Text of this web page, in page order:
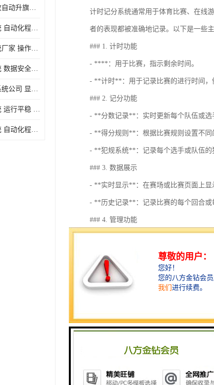
克孜勒苏柯尔克孜自动升旗系统 运行平稳 安装简单
商丘自动升旗系统 自动化程度高 提高工作效率
淄博自动升旗系统厂家 操作简单 提高工作效率
计时成绩处理系统 数据安全稳定准确 提升场馆形象 操作简便
双鸭山计时计分系统公司 显示效果好 提升场馆形象
河源自动升旗系统 运行平稳 设计简单 灵活
梧州自动升旗系统 自动化程度高 性价比高
计时记分系统通常用于体育比赛、在线
者的表现都被准确地记录。以下是一些
### 1. 计时功能
- ****：用于比赛，指示剩余时间。
- **计时**：用于记录比赛的进行时间，
### 2. 记分功能
- **分数记录**：实时更新每个队伍或选
- **得分规则**：根据比赛规则设置不同
- **犯规系统**：记录每个选手或队伍的
### 3. 数据展示
- **实时显示**：在赛场或比赛页面上显
- **历史记录**：记录比赛的每个回合或
### 4. 管理功能
- **统计分析**：提供比赛的统计数据，
### 5. 兼容性
- **多种设备支持**：能够在不同的设备
这样的系统能提升比赛的组织性和观赏
计时记分系统的原理主要用于对某一过
从以下几个方面进行分析：